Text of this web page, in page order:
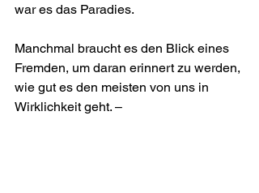
war es das Paradies.
Manchmal braucht es den Blick eines
Fremden, um daran erinnert zu werden,
wie gut es den meisten von uns in
Wirklichkeit geht. –